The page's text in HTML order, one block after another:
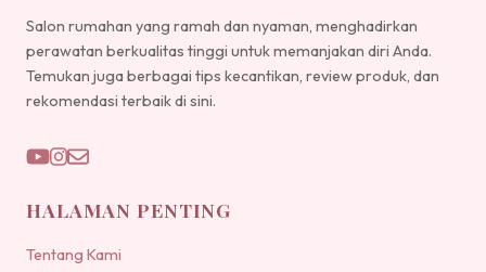
Salon rumahan yang ramah dan nyaman, menghadirkan
perawatan berkualitas tinggi untuk memanjakan diri Anda.
Temukan juga berbagai tips kecantikan, review produk, dan
rekomendasi terbaik di sini.
HALAMAN PENTING
Tentang Kami